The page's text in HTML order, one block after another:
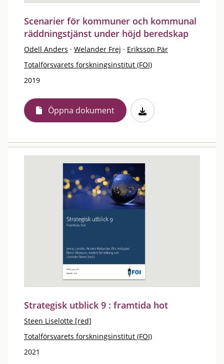
Scenarier för kommuner och kommunal
räddningstjänst under höjd beredskap
Odell Anders · Welander Frej · Eriksson Pär
Totalförsvarets forskningsinstitut (FOI)
2019
Öppna dokument
Strategisk utblick 9 : framtida hot
Steen Liselotte [red]
Totalförsvarets forskningsinstitut (FOI)
2021